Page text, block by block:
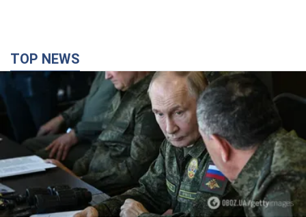
Поставлено завдання – вбивати якомога
більше українців: Фейгін назвав "тригери"
Путіна
У агресора є лише два варіанти примусу України до
капітуляції
4 часа назад 30,5 т.